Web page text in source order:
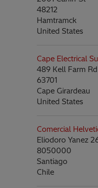
48212
Hamtramck
United States
Cape Electrical
489 Kell Farm Rd
63701
Cape Girardeau
United States
Comercial
Eliodoro Yanez
8050000
Santiago
Chile